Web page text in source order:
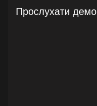
Прослухати демо